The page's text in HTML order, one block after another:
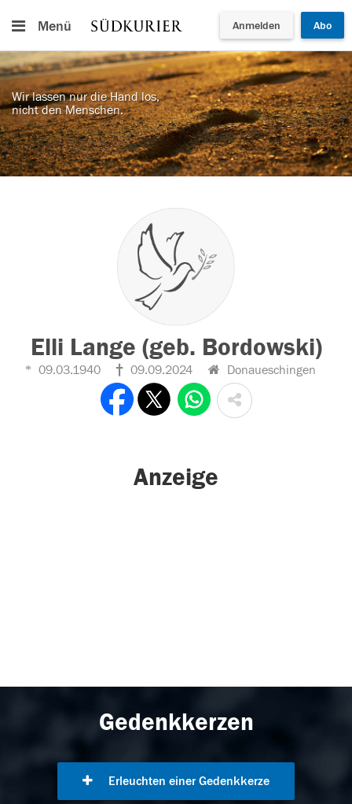
Menü Anmelden Abo
Wir lassen nur die Hand los,
nicht den Menschen.
Elli Lange (geb. Bordowski)
09.03.1940 09.09.2024 Donaueschingen
Anzeige
Gedenkkerzen
Erleuchten einer Gedenkkerze